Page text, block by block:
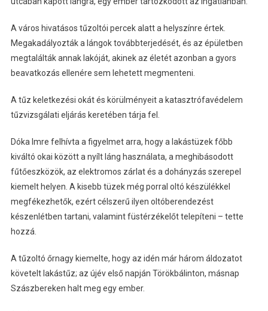
A város hivatásos tűzoltói percek alatt a helyszínre értek.
Megakadályozták a lángok továbbterjedését, és az épületben
megtalálták annak lakóját, akinek az életét azonban a gyors
beavatkozás ellenére sem lehetett megmenteni.
A tűz keletkezési okát és körülményeit a katasztrófavédelem
tűzvizsgálati eljárás keretében tárja fel.
Dóka Imre felhívta a figyelmet arra, hogy a lakástüzek főbb
kiváltó okai között a nyílt láng használata, a meghibásodott
fűtőeszközök, az elektromos zárlat és a dohányzás szerepel
kiemelt helyen. A kisebb tüzek még porral oltó készülékkel
megfékezhetők, ezért célszerű ilyen oltóberendezést
készenlétben tartani, valamint füstérzékelőt telepíteni – tette
hozzá.
A tűzoltó őrnagy kiemelte, hogy az idén már három áldozatot
követelt lakástűz; az újév első napján Törökbálinton, másnap
Szászbereken halt meg egy ember.